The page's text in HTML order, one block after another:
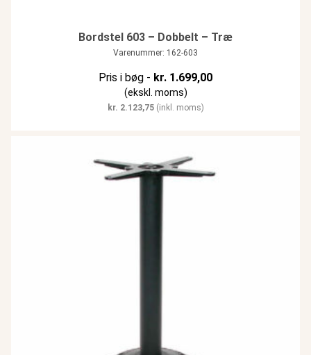
Bordstel 603 – Dobbelt – Træ
Varenummer: 162-603
Pris i bøg - kr. 1.699,00
(ekskl. moms)
kr. 2.123,75(inkl. moms)